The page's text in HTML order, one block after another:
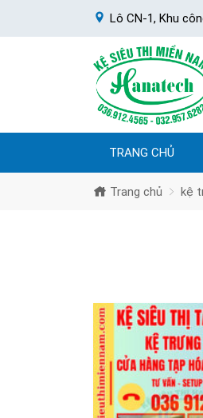
Lô CN-1, Khu
TRANG CHỦ
Trang chủ kệ